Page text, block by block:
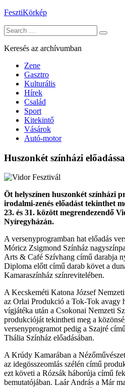
Skip
content
FesztiKörkép
Search
for:
Keresés az archívumban
Zene
Gasztro
Kulturális
Hírek
Család
Sport
Kitekintő
Vásárok
Autó-motor
Huszonkét színházi
Öt helyszínen huszonkét színházi
irodalmi-zenés előadást tekinthet
23. és 31. között megrendezendő
Nyíregyházán.
A versenyprogramban hat előadás
Móricz Zsigmond Színház
Arts & Café Szívhang című darabja
Diploma előtt című darab követ a
Kamaraszínház színrevitelében.
A Kecskeméti Katona József
az Orlai Produkció a Tok-Tok avagy
vígjátéka után a Csokonai Nemzeti
produkcióját tekintheti meg a
versenyprogramot pedig a Szajré
Thália Színház előadásában.
A Krúdy Kamarában a
az idegösszeomlás szélén című
ezt követi a Rózsák háborúja című
bemutatójában. Laár András a Már